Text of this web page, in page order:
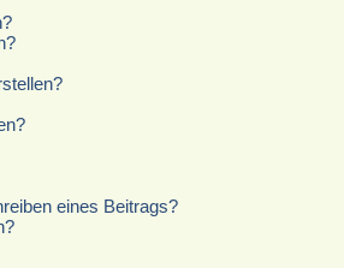
eines Beitrags?